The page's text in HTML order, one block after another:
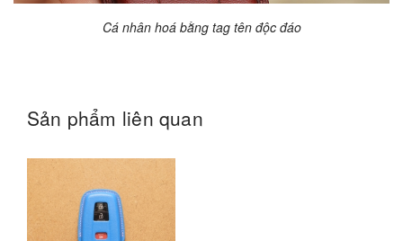
Cá nhân hoá bằng tag tên độc đáo
Sản phẩm liên quan